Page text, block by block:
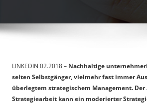
LINKEDIN 02.2018 – Nachhaltige
selten Selbstgänger, vielmehr fast immer
überlegtem strategischem Management.
Strategiearbeit kann ein moderierter